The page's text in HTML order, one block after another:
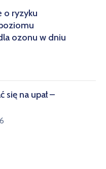
o ryzyku
ozonu w dniu
się na upał –